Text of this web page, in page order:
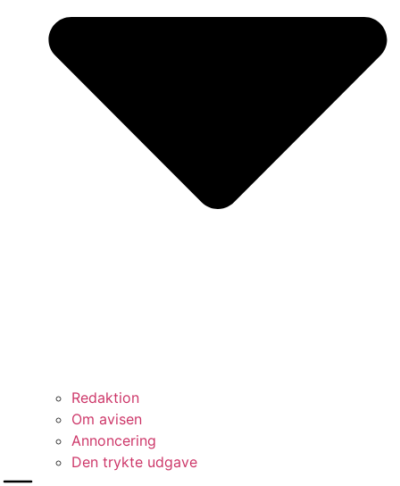
Redaktion
Om avisen
Annoncering
Den trykte udgave